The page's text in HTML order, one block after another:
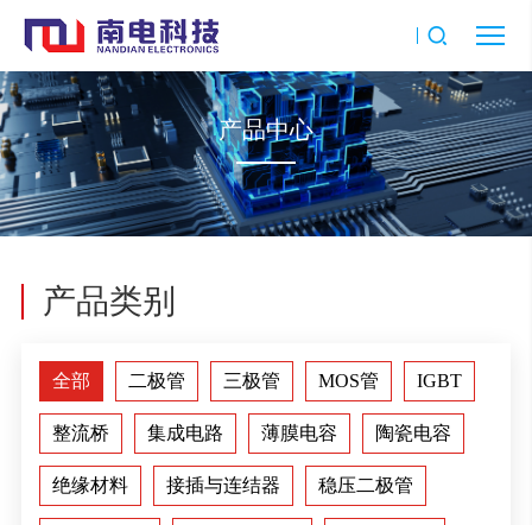
产品中心
产品类别
全部 二极管 三极管 MOS管 IGBT
整流桥 集成电路 薄膜电容 陶瓷电容
绝缘材料 接插与连结器 稳压二极管